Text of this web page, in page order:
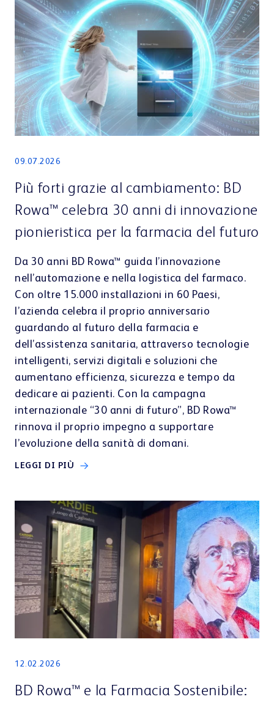
09.07.2026
Più forti grazie al cambiamento: BD
Rowa™ celebra 30 anni di innovazione
pionieristica per la farmacia del futuro
Da 30 anni BD Rowa™ guida l’innovazione
nell’automazione e nella logistica del farmaco.
Con oltre 15.000 installazioni in 60 Paesi,
l’azienda celebra il proprio anniversario
guardando al futuro della farmacia e
dell’assistenza sanitaria, attraverso tecnologie
intelligenti, servizi digitali e soluzioni che
aumentano efficienza, sicurezza e tempo da
dedicare ai pazienti. Con la campagna
internazionale “30 anni di futuro”, BD Rowa™
rinnova il proprio impegno a supportare
l’evoluzione della sanità di domani.
LEGGI DI PIÙ
12.02.2026
BD Rowa™ e la Farmacia Sostenibile: